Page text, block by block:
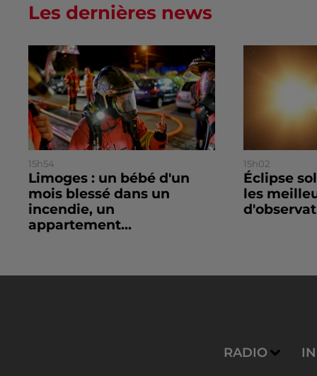
Les dernières news
15h54
Limoges : un bébé d'un
mois blessé dans un
incendie, un
appartement...
15h02
Éclipse
les
RADIO